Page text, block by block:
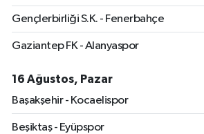
Gençlerbirliği S.K. - Fenerbahçe
Gaziantep FK - Alanyaspor
16 Ağustos, Pazar
Başakşehir - Kocaelispor
Beşiktaş - Eyüpspor